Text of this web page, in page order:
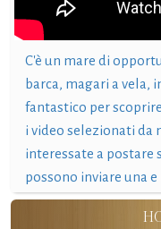
C'è un mare di
barca, magari a vela,
fantastico per
i video selezionati da
interessate a postare
possono inviare una e